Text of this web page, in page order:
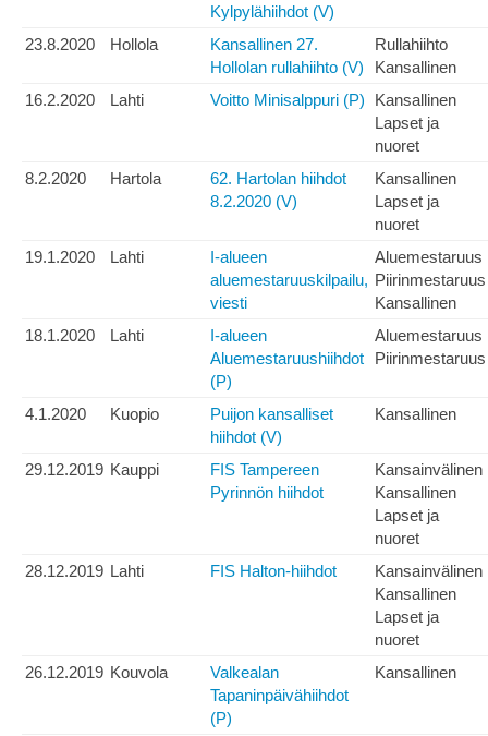
Kylpylähiihdot (V)
23.8.2020 Hollola
Kansallinen 27.
Hollolan rullahiihto (V)
Rullahiihto
Kansallinen
16.2.2020
Lahti Voitto Minisalppuri (P)
Kansallinen
Lapset ja
nuoret
8.2.2020
Hartola
62. Hartolan hiihdot
8.2.2020 (V)
Kansallinen
Lapset ja
nuoret
19.1.2020
Lahti
I-alueen
aluemestaruuskilpailu,
viesti
Aluemestaruus
Piirinmestaruus
Kansallinen
18.1.2020
Lahti
I-alueen
Aluemestaruushiihdot
(P)
Aluemestaruus
Piirinmestaruus
4.1.2020 Kuopio
Puijon kansalliset
hiihdot (V)
Kansallinen
29.12.2019 Kauppi
FIS Tampereen
Pyrinnön hiihdot
Kansainvälinen
Kansallinen
Lapset ja
nuoret
28.12.2019 Lahti FIS Halton-hiihdot
Kansainvälinen
Kansallinen
Lapset ja
nuoret
26.12.2019 Kouvola
Valkealan
Tapaninpäivähiihdot
(P)
Kansallinen